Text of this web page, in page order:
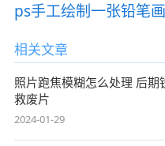
ps手工绘制一张铅笔
相关文章
照片跑焦模糊怎么处理 后期
救废片
2024-01-29